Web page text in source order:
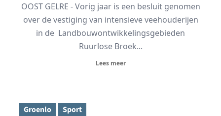
OOST GELRE - Vorig jaar is een besluit genomen
over de vestiging van intensieve veehouderijen
in de Landbouwontwikkelingsgebieden
Ruurlose Broek...
Lees meer
Groenlo Sport